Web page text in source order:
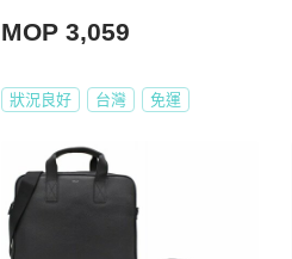
MOP 3,059
狀況良好 台灣 免運